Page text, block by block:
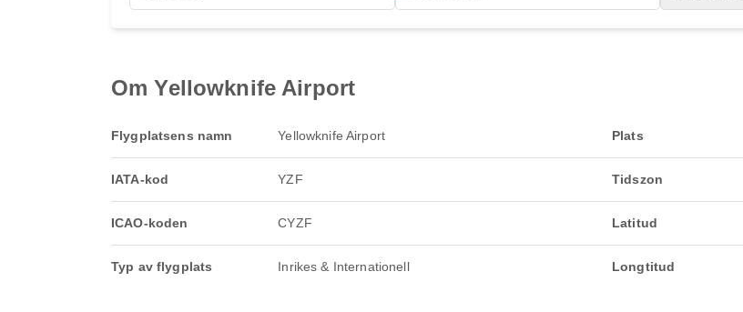
Om Yellowknife Airport
Flygplatsens namn Yellowknife Airport
IATA-kod YZF
ICAO-koden CYZF
Typ av flygplats Inrikes & Internationell
Plats
Tidszon
Latitud
Longtitud